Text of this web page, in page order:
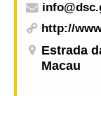
http://
Estrada
Macau